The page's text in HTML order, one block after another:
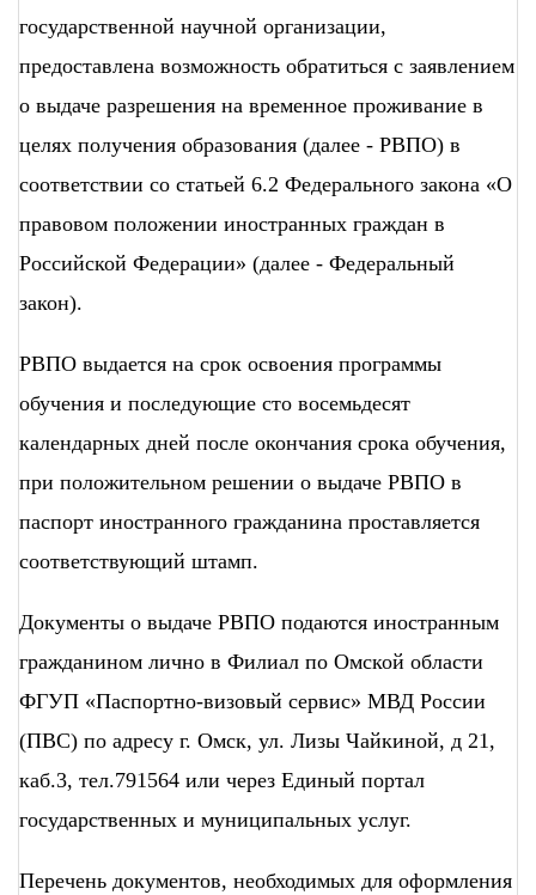
государственной научной организации,
предоставлена возможность обратиться с заявлением
о выдаче разрешения на временное проживание в
целях получения образования (далее - РВПО) в
соответствии со статьей 6.2 Федерального закона «О
правовом положении иностранных граждан в
Российской Федерации» (далее - Федеральный
закон).
РВПО выдается на срок освоения программы
обучения и последующие сто восемьдесят
календарных дней после окончания срока обучения,
при положительном решении о выдаче РВПО в
паспорт иностранного гражданина проставляется
соответствующий штамп.
Документы о выдаче РВПО подаются иностранным
гражданином лично в Филиал по Омской области
ФГУП «Паспортно-визовый сервис» МВД России
(ПВС) по адресу г. Омск, ул. Лизы Чайкиной, д 21,
каб.3, тел.791564 или через Единый портал
государственных и муниципальных услуг.
Перечень документов, необходимых для оформления